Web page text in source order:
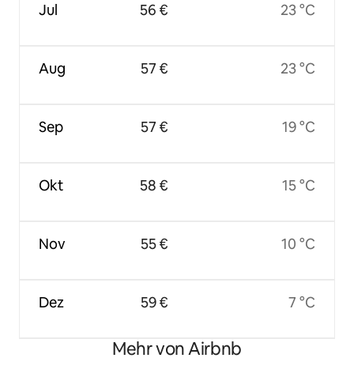
Jul
Aug
Sep
Okt
Nov
Dez
56 €
57 €
57 €
58 €
55 €
59 €
23 °C
23 °C
19 °C
15 °C
10 °C
7 °C
Mehr von Airbnb